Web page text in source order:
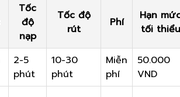
Tốc
độ
nạp
Tốc độ
rút
Phí
Hạn
tối thiểu
2-5
phút
10-30
phút
Miễn
phí
50.000
VND